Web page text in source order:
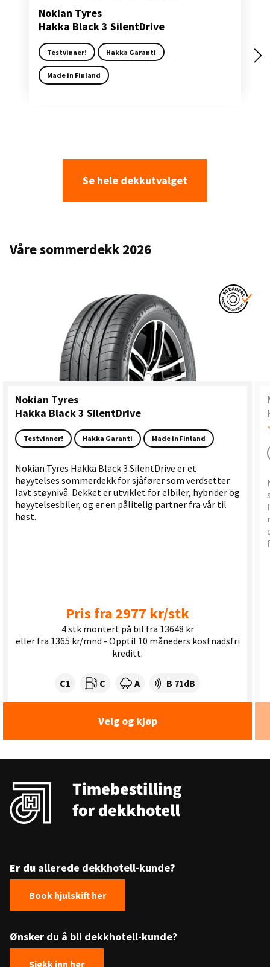
Nokian Tyres
Hakka Black 3 SilentDrive
Testvinner! Hakka Garanti
Made in Finland
Se hele dekkutvalget
Våre sommerdekk 2026
Nokian Tyres
Hakka Black 3 SilentDrive
Testvinner! Hakka Garanti Made in Finland
Nokian Tyres Hakka Black 3 SilentDrive er et
høyytelses sommerdekk for sjåfører som verdsetter
lavt støynivå. Dekket er utviklet for elbiler, hybrider og
høyytelsesbiler, og er en pålitelig partner fra vår til
høst.
Pris fra 2977 kr/stk
4 stk montert på bil fra 13648 kr
eller fra 1365 kr/mnd - Opptil 10 måneders kostnadsfri
kreditt.
Dekklasse:
C1 Drivstofforbruk:
C Våtgrep:
A Dekkstøy (dB):
B 71dB
Velg og kjøp
Er du allerede dekkhotell-kunde?
Book hjulskift her
Ønsker du å bli dekkhotell-kunde?
Sjekk inn her